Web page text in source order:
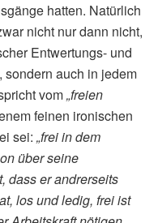
hatten. Natürlich
nicht nur dann nicht,
Entwertungs- und
sondern auch in jedem
vom„freien
feinen ironischen
sei: „frei in dem
über seine
dass er andrerseits
los und ledig, frei ist